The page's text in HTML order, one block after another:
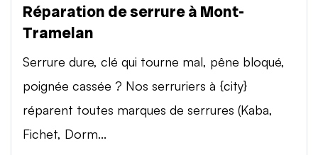
Réparation de serrure à Mont-
Tramelan
Serrure dure, clé qui tourne mal, pêne bloqué,
poignée cassée ? Nos serruriers à {city}
réparent toutes marques de serrures (Kaba,
Fichet, Dorm...